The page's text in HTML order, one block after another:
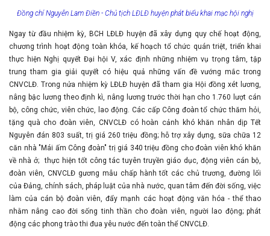
Đồng chí Nguyễn Lam Điền - Chủ tịch LĐLĐ huyện phát biểu khai mạc hội nghị
Ngay từ đầu nhiệm kỳ, BCH LĐLĐ huyện đã xây dựng quy chế hoạt động,
chương trình hoạt động toàn khóa, kế hoạch tổ chức quán triệt, triển khai
thực hiện Nghị quyết Đại hội V, xác định những nhiệm vụ trọng tâm, tập
trung tham gia giải quyết có hiệu quả những vấn đề vướng mắc trong
CNVCLĐ. Trong nửa nhiệm kỳ LĐLĐ huyện đã tham gia Hội đồng xét lương,
nâng bậc lương theo định kì, nâng lương trước thời hạn cho 1.760 lượt cán
bộ, công chức, viên chức, lao động. Các cấp Công đoàn tổ chức thăm hỏi,
tặng quà cho đoàn viên, CNVCLĐ có hoàn cảnh khó khăn nhân dịp Tết
Nguyên đán 803 suất, trị giá 260 triệu đồng; hỗ trợ xây dựng, sữa chữa 12
căn nhà "Mái ấm Công đoàn" trị giá 340 triệu đồng cho đoàn viên khó khăn
về nhà ở; thực hiện tốt công tác tuyên truyền giáo dục, động viên cán bộ,
đoàn viên, CNVCLĐ gương mẫu chấp hành tốt các chủ trương, đường lối
của Đảng, chính sách, pháp luật của nhà nước, quan tâm đến đời sống, việc
làm của cán bộ đoàn viên, đẩy mạnh các hoạt động văn hóa - thể thao
nhằm nâng cao đời sống tinh thần cho đoàn viên, người lao động; phát
động các phong trào thi đua yêu nước đến toàn thể CNVCLĐ.